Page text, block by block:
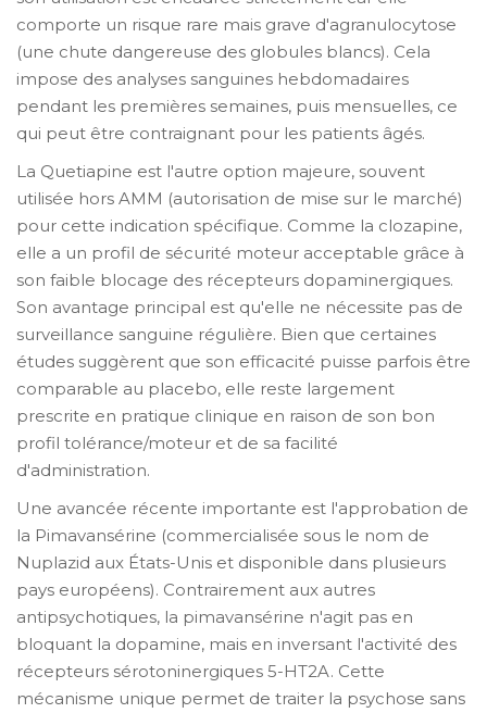
comporte un risque rare mais grave d'agranulocytose
(une chute dangereuse des globules blancs). Cela
impose des analyses sanguines hebdomadaires
pendant les premières semaines, puis mensuelles, ce
qui peut être contraignant pour les patients âgés.
La Quetiapine est l'autre option majeure, souvent
utilisée hors AMM (autorisation de mise sur le marché)
pour cette indication spécifique. Comme la clozapine,
elle a un profil de sécurité moteur acceptable grâce à
son faible blocage des récepteurs dopaminergiques.
Son avantage principal est qu'elle ne nécessite pas de
surveillance sanguine régulière. Bien que certaines
études suggèrent que son efficacité puisse parfois être
comparable au placebo, elle reste largement
prescrite en pratique clinique en raison de son bon
profil tolérance/moteur et de sa facilité
d'administration.
Une avancée récente importante est l'approbation de
la Pimavansérine (commercialisée sous le nom de
Nuplazid aux États-Unis et disponible dans plusieurs
pays européens). Contrairement aux autres
antipsychotiques, la pimavansérine n'agit pas en
bloquant la dopamine, mais en inversant l'activité des
récepteurs sérotoninergiques 5-HT2A. Cette
mécanisme unique permet de traiter la psychose sans